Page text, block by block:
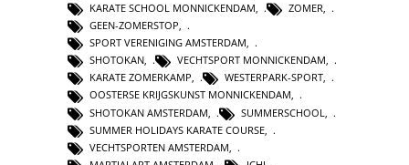
KARATE SCHOOL MONNICKENDAM, ZOMER,
GEEN-ZOMERSTOP,
SPORT VERENIGING AMSTERDAM,
SHOTOKAN, VECHTSPORT MONNICKENDAM,
KARATE ZOMERKAMP, WESTERPARK-SPORT,
OOSTERSE KRIJGSKUNST MONNICKENDAM,
SHOTOKAN AMSTERDAM
SUMMERSCHOOL
SUMMER HOLIDAYS KARATE COURSE
VECHTSPORTEN AMSTERDAM